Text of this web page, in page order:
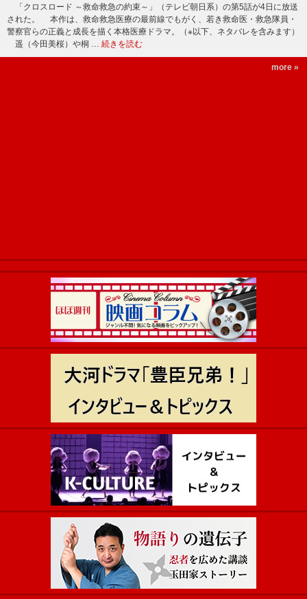
「クロスロード ～救命救急の約束～」（テレビ朝日系）の第5話が4日に放送
された。 本作は、救命救急医療の最前線でもがく、若き救命医・救急隊員・
警察官らの正義と成長を描く本格医療ドラマ。（※以下、ネタバレを含みます）
遥（今田美桜）や桐 … 続きを読む
more »